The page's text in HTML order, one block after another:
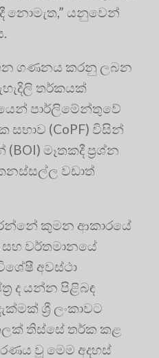
නොමැත,” යනුවෙන්
ගණනය කරනු ලබන
තර්කයක්
පාර්ලිමේන්තුවේ
සභාව (CoPF) විසින්
මෑතකදී ප්‍රශ්න
වඩාත්
කුමන ආකාරයේ
වර්තමානයේ
අවස්ථා
ද යන්න පිළිබඳ
ශ්‍රී ලංකාවට
තිස්සේ තර්ක කළ
වූ මෙම අදහස්